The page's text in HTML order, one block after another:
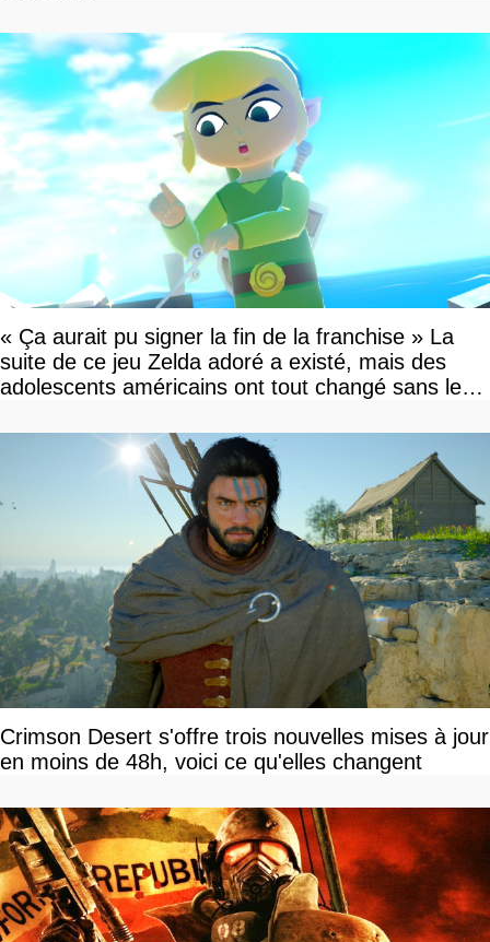
« Ça aurait pu signer la fin de la franchise » La
suite de ce jeu Zelda adoré a existé, mais des
adolescents américains ont tout changé sans le
Crimson Desert s'offre trois nouvelles mises à jour
en moins de 48h, voici ce qu'elles changent